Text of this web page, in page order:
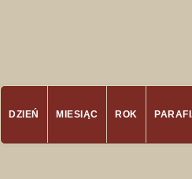
DZIEŃ MIESIĄC ROK